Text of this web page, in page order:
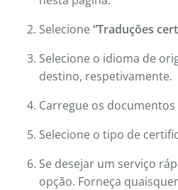
Selecione“Traduções
Selecione o idioma de
destino, respetivamente.
Carregue os
Selecione o tipo de
Se desejar um serviço
opção. Forneça